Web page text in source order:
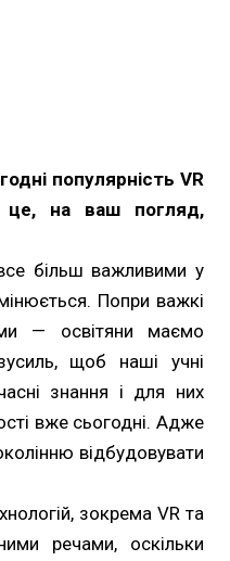
популярність VR
це, на ваш погляд,
більш важливими у
Попри важкі
— освітяни маємо
щоб наші учні
знання і для них
вже сьогодні. Адже
відбудовувати
зокрема VR та
речами, оскільки